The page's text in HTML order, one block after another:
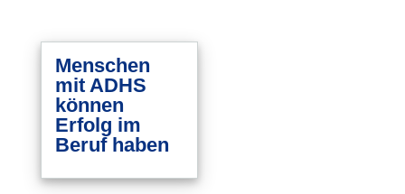
Menschen
mit ADHS
können
Erfolg im
Beruf haben